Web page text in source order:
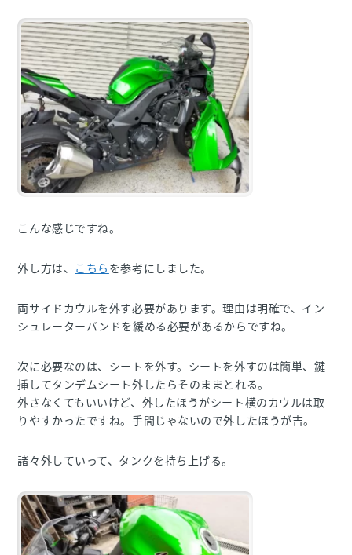
こんな感じですね。
外し方は、 こちら を参考にしました。
両サイドカウルを外す必要があります。理由は明確で、イン
シュレーターバンドを緩める必要があるからですね。
次に必要なのは、シートを外す。シートを外すのは簡単、鍵
挿してタンデムシート外したらそのままとれる。
外さなくてもいいけど、外したほうがシート横のカウルは取
りやすかったですね。手間じゃないので外したほうが吉。
諸々外していって、タンクを持ち上げる。